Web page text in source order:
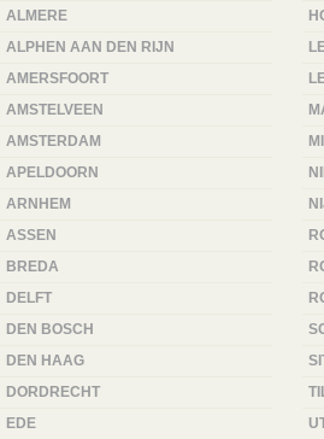
ALMERE
ALPHEN AAN DEN RIJN
AMERSFOORT
AMSTELVEEN
AMSTERDAM
APELDOORN
ARNHEM
ASSEN
BREDA
DELFT
DEN BOSCH
DEN HAAG
DORDRECHT
EDE